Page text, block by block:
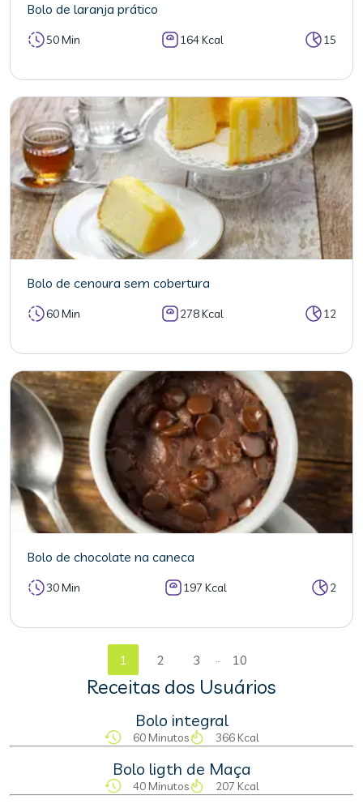
Bolo de laranja prático
50 Min 164 Kcal 15
Bolo de cenoura sem cobertura
60 Min 278 Kcal 12
Bolo de chocolate na caneca
30 Min 197 Kcal 2
1 2 3 ... 10
Receitas dos Usuários
Bolo integral
60 Minutos 366 Kcal
Bolo ligth de Maça
40 Minutos 207 Kcal